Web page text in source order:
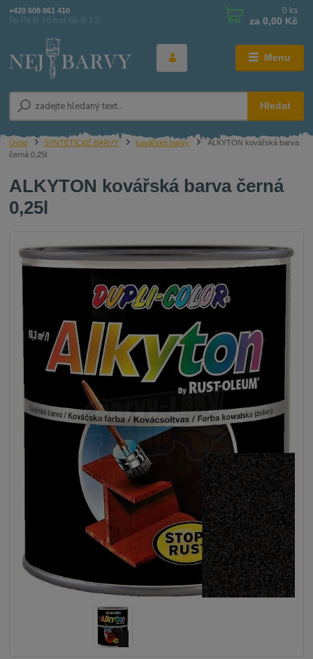
Menu
Hledat
+420 608 861 410
Po-Pá 8-16 hod (So 8-12)
0 ks
za 0,00 Kč
Úvod SYNTETICKÉ BARVY kovářské barvy
ALKYTON kovářská barva
černá 0,25l
ALKYTON kovářská barva černá
0,25l